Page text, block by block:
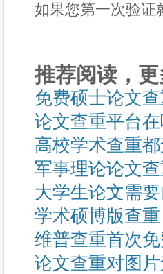
如果您第一次验证
推荐阅读，更
免费硕士论文
论文查重平台
高校学术查重
军事理论论文
大学生论文需
学术硕博版查重
维普查重首次
论文查重对图